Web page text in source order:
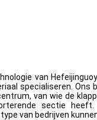
van
specialiseren. Ons
van wie de
sectie heeft.
van bedrijven